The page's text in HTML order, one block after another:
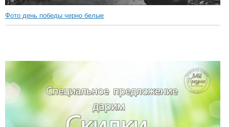
Фото день победы черно белые